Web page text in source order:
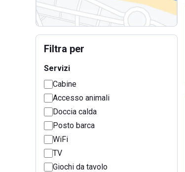
Filtra per
Servizi
Cabine
Accesso animali
Doccia calda
Posto barca
WiFi
TV
Giochi da tavolo